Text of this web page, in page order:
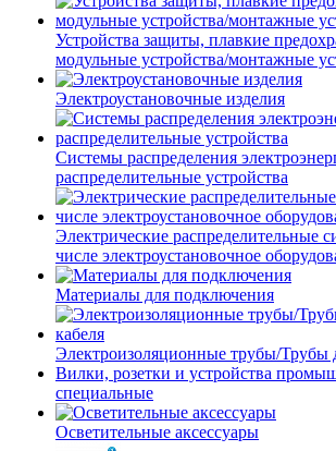
Устройства защиты, плавкие
модульные устройства/монтажные
Электроустановочные изделия
Системы распределения
распределительные устройства
Электрические распределительные
числе электроустановочное
Материалы для подключения
Электроизоляционные трубы/Трубы
Вилки, розетки и устройства
специальные
Осветительные аксессуары